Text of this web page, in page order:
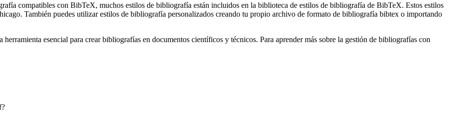
compatibles con BibTeX, muchos estilos de bibliografía están incluidos en la biblioteca de estilos de bibliografía de BibTeX. Estos estilos
También puedes utilizar estilos de bibliografía personalizados creando tu propio archivo de formato de bibliografía bibtex o importando
esencial para crear bibliografías en documentos científicos y técnicos. Para aprender más sobre la gestión de bibliografías con